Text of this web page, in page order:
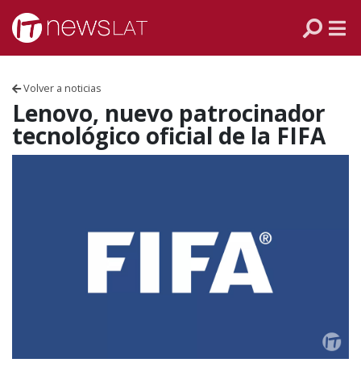
Skip to content
Volver a noticias
Lenovo, nuevo patrocinador
tecnológico oficial de la FIFA
VENEZUELA
ECUADOR
ARGENTINA